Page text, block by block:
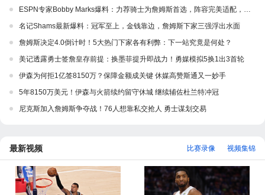
ESPN专家Bobby Marks爆料：力荐骑士为詹姆斯首选，阵容完美适配，家乡情怀加分
名记Shams最新爆料：冠军至上，金钱靠边，詹姆斯下家三强浮出水面
詹姆斯决定4.0倒计时！5大热门下家各有利弊：下一站究竟是何处？
美记透露勇士签詹皇存前提：换墨菲提升即战力！勇媒模拟5换1出3首轮
伊森为何拒1亿签8150万？保障金额成关键 休媒高赞斯通又一妙手
5年8150万美元！伊森与火箭续约留守休城 继续辅佐杜兰特冲冠
尼克斯加入詹姆斯争夺战！76人想靠私交抢人 勇士谋划交易
最新视频 视频集锦
比赛录像